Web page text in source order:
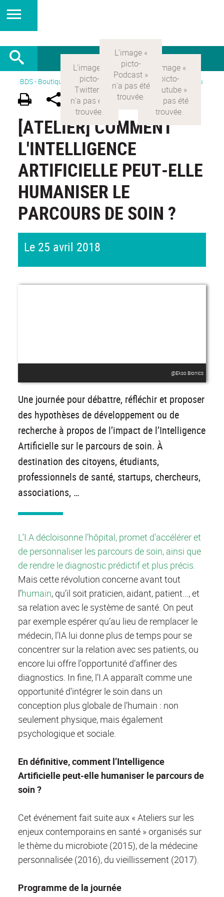
BDS - Boutique des sciences Version Française>Actualités
[ATELIER] COMMENT
L'INTELLIGENCE
ARTIFICIELLE PEUT-ELLE
HUMANISER LE
PARCOURS DE SOIN ?
Le 25 avril 2018
@Ekso Bionics
Une journée pour débattre, réfléchir et proposer
des hypothèses de développement ou de
recherche à propos de l’impact de l’Intelligence
Artificielle sur le parcours de soin. À
destination des citoyens, étudiants,
professionnels de santé, startups, chercheurs,
associations, …
L’I.A décloisonne l’hôpital, promet d’accélérer et
de personnaliser les parcours de soin, ainsi que
de rendre le diagnostic prédictif et plus précis.
Mais cette révolution concerne avant tout
l’humain, qu’il soit praticien, aidant, patient…, et
sa relation avec le système de santé. On peut
par exemple espérer qu’au lieu de remplacer le
médecin, l’IA lui donne plus de temps pour se
concentrer sur la relation avec ses patients, ou
encore lui offre l’opportunité d’affiner des
diagnostics. In fine, l’I.A apparaît comme une
opportunité d’intégrer le soin dans un
conception plus globale de l’humain : non
seulement physique, mais également
psychologique et sociale.
En définitive, comment l’Intelligence
Artificielle peut-elle humaniser le parcours de
soin ?
Cet événement fait suite aux « Ateliers sur les
enjeux contemporains en santé » organisés sur
le thème du microbiote (2015), de la médecine
personnalisée (2016), du vieillissement (2017).
Programme de la journée